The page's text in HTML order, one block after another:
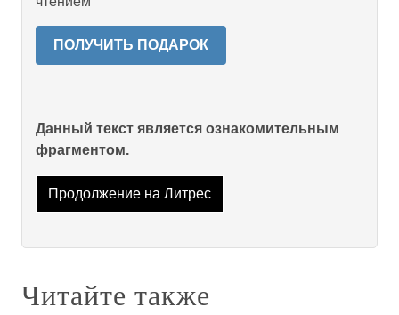
ПОЛУЧИТЬ ПОДАРОК
Данный текст является ознакомительным
фрагментом.
Продолжение на Литрес
Читайте также